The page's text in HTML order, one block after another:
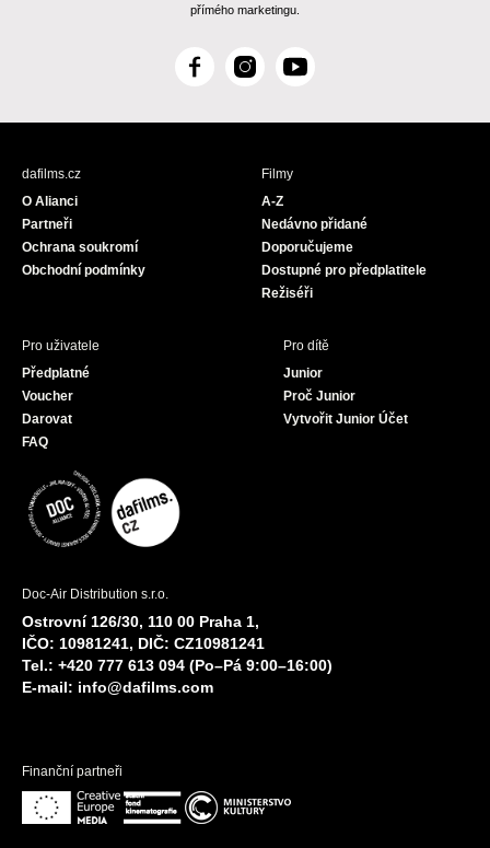
přímého marketingu.
F
c
I
s
Y
u
dafilms.cz
O Alianci
Partneři
Ochrana soukromí
Obchodní podmínky
Filmy
A-Z
Nedávno přidané
Doporučujeme
Dostupné pro předplatitele
Režiséři
Pro uživatele
Předplatné
Voucher
Darovat
FAQ
Pro dítě
Junior
Proč Junior
Vytvořit Junior Účet
Doc-Air Distribution s.r.o.
Ostrovní 126/30, 110 00 Praha 1,
IČO: 10981241, DIČ: CZ10981241
Tel.: +420 777 613 094 (Po–Pá 9:00–16:00)
E-mail: info@dafilms.com
Finanční partneři